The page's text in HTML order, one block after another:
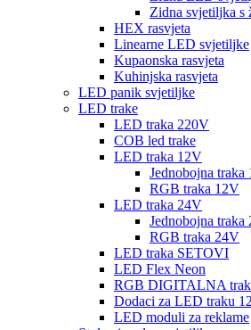
Zidna svjetiljka s
HEX rasvjeta
Linearne LED svjetiljke
Kupaonska rasvjeta
Kuhinjska rasvjeta
LED panik svjetiljke
LED trake
LED traka 220V
COB led trake
LED traka 12V
Jednobojna traka
RGB traka 12V
LED traka 24V
Jednobojna traka
RGB traka 24V
LED traka SETOVI
LED Flex Neon
RGB DIGITALNA
Dodaci za LED traku
LED moduli za reklame